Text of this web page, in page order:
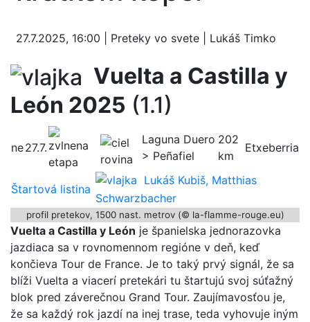
27.7.2025, 16:00 | Preteky vo svete | Lukáš Timko
Vuelta a Castilla y
León 2025 (1.1)
ne27.7.
Laguna Duero
> Peñafiel
202
km
Etxeberria
Štartová listina
Lukáš Kubiš, Matthias
Schwarzbacher
profil pretekov, 1500 nast. metrov (© la-flamme-rouge.eu)
Vuelta a Castilla y León je španielska jednorazovka
jazdiaca sa v rovnomennom regióne v deň, keď
končieva Tour de France. Je to taký prvý signál, že sa
blíži Vuelta a viacerí pretekári tu štartujú svoj súťažný
blok pred záverečnou Grand Tour. Zaujímavosťou je,
že sa každý rok jazdí na inej trase, teda vyhovuje iným